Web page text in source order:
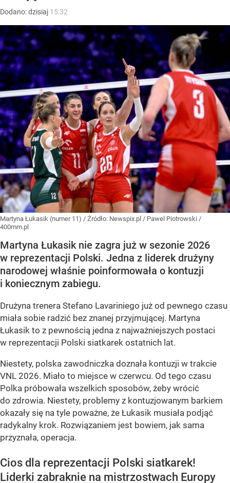
Dodano:dzisiaj 15:32
Martyna Łukasik (numer 11) / Źródło: Newspix.pl / Pawel Piotrowski /
400mm.pl
Martyna Łukasik nie zagra już w sezonie 2026
w reprezentacji Polski. Jedna z liderek drużyny
narodowej właśnie poinformowała o kontuzji
i koniecznym zabiegu.
Drużyna trenera Stefano Lavariniego już od pewnego czasu
miała sobie radzić bez znanej przyjmującej. Martyna
Łukasik to z pewnością jedna z najważniejszych postaci
w reprezentacji Polski siatkarek ostatnich lat.
Niestety, polska zawodniczka doznała kontuzji w trakcie
VNL 2026. Miało to miejsce w czerwcu. Od tego czasu
Polka próbowała wszelkich sposobów, żeby wrócić
do zdrowia. Niestety, problemy z kontuzjowanym barkiem
okazały się na tyle poważne, że Łukasik musiała podjąć
radykalny krok. Rozwiązaniem jest bowiem, jak sama
przyznała, operacja.
Cios dla reprezentacji Polski siatkarek!
Liderki zabraknie na mistrzostwach Europy